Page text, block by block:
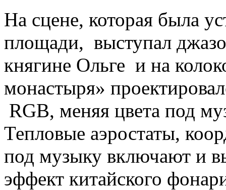
На сцене, которая была
площади, выступал
княгине Ольге и на
монастыря»
RGB, меняя цвета под
Тепловые аэростаты,
под музыку включают и
эффект китайского